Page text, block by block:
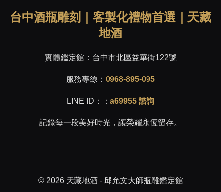
台中酒瓶雕刻｜客製化禮物首選｜天藏
地酒
實體鑑定館： 台中市北區益華街122號
服務專線： 0968-895-095
LINE ID：： a69955 諮詢
記錄每一段美好時光，讓榮耀永恆留存。
© 2026 天藏地酒 - 邱允文大師瓶雕鑑定館